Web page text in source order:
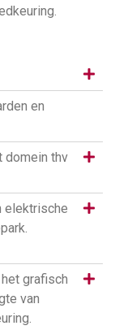
en
domein thv
elektrische
grafisch
van